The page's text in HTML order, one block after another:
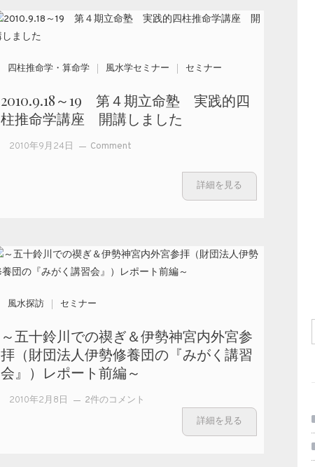
四柱推命学・算命学 風水学セミナー セミナー
2010.9.18～19 第４期立命塾 実践的四
柱推命学講座 開講しました
2010年9月24日 Comment
座 開講
しました
詳細を見る
風水探訪 セミナー
～五十鈴川での禊ぎ＆伊勢神宮内外宮参
拝（財団法人伊勢修養団の『みがく講習
会』）レポート前編～
2010年2月8日
～五十鈴川で
2件のコメント
詳細を見る